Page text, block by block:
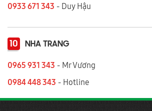
0933 671 343 - Duy Hậu
10 NHA TRANG
0965 931 343 - Mr Vương
0984 448 343 - Hotline